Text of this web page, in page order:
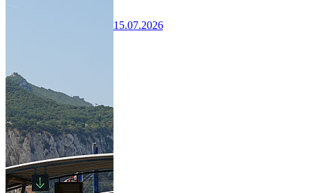
15.07.2026